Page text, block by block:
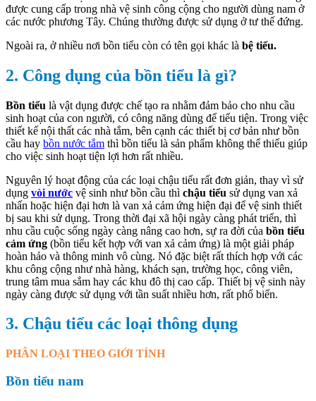
được cung cấp trong nhà vệ sinh công cộng cho người dùng nam ở
các nước phương Tây. Chúng thường được sử dụng ở tư thế đứng.
Ngoài ra, ở nhiều nơi bồn tiểu còn có tên gọi khác là bệ tiểu.
2. Công dụng của bồn tiểu là gì?
Bồn tiểu là vật dụng được chế tạo ra nhằm đảm bảo cho nhu cầu
sinh hoạt của con người, có công năng dùng để tiểu tiện. Trong việc
thiết kế nội thất các nhà tắm, bên cạnh các thiết bị cơ bản như bồn
cầu hay bồn nước tắm thì bồn tiểu là sản phẩm không thể thiếu giúp
cho việc sinh hoạt tiện lợi hơn rất nhiều.
Nguyên lý hoạt động của các loại chậu tiểu rất đơn giản, thay vì sử
dụng vòi nước vệ sinh như bồn cầu thì chậu tiểu sử dụng van xả
nhấn hoặc hiện đại hơn là van xả cảm ứng hiện đại để vệ sinh thiết
bị sau khi sử dụng. Trong thời đại xã hội ngày càng phát triển, thì
nhu cầu cuộc sống ngày càng nâng cao hơn, sự ra đời của bồn tiểu
cảm ứng (bồn tiểu kết hợp với van xả cảm ứng) là một giải pháp
hoàn hảo và thông minh vô cùng. Nó đặc biệt rất thích hợp với các
khu công cộng như nhà hàng, khách sạn, trường học, công viên,
trung tâm mua sắm hay các khu đô thị cao cấp. Thiết bị vệ sinh này
ngày càng được sử dụng với tần suất nhiều hơn, rất phổ biến.
3. Chậu tiểu các loại thông dụng
PHÂN LOẠI THEO GIỚI TÍNH
Bồn tiểu nam